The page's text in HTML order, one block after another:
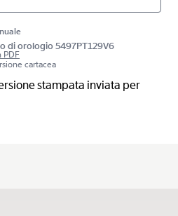
di orologio 5497PT129V6
PDF
cartacea
stampata inviata per